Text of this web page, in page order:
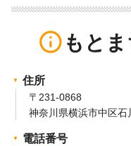
info_outline もと
住所
〒231-0868
神奈川県横浜市中区
電話番号